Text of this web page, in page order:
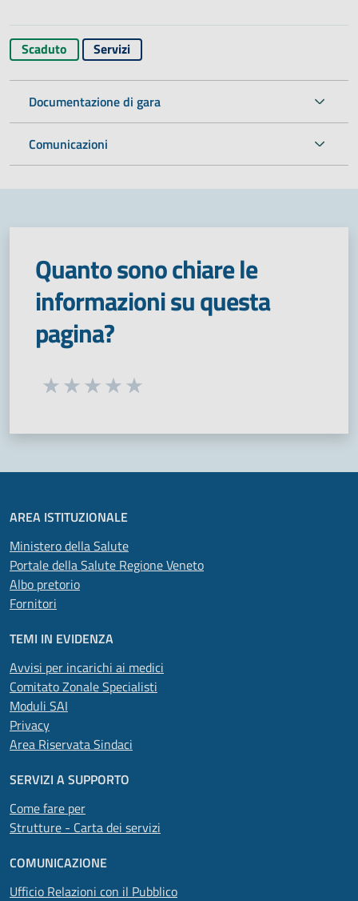
Scaduto Servizi
Documentazione di gara
Comunicazioni
Quanto sono chiare le
informazioni su questa
pagina?
Seleziona una valutazione da 1 a 5 stelle
AREA ISTITUZIONALE
Ministero della Salute
Portale della Salute Regione Veneto
Albo pretorio
Fornitori
TEMI IN EVIDENZA
Avvisi per incarichi ai medici
Comitato Zonale Specialisti
Moduli SAI
Privacy
Area Riservata Sindaci
SERVIZI A SUPPORTO
Come fare per
Strutture - Carta dei servizi
COMUNICAZIONE
Ufficio Relazioni con il Pubblico